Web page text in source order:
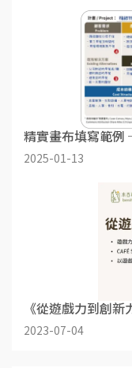
精實畫布填寫範
2025-01-13
《從遊戲力到創
2023-07-04